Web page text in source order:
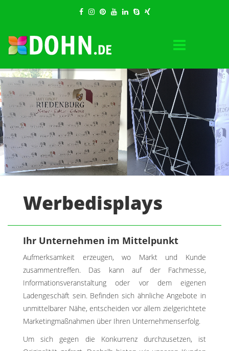
Werbedisplays
Ihr Unternehmen im Mittelpunkt
Aufmerksamkeit erzeugen, wo Markt und Kunde
zusammentreffen. Das kann auf der Fachmesse,
Informationsveranstaltung oder vor dem eigenen
Ladengeschäft sein. Befinden sich ähnliche Angebote in
unmittelbarer Nähe, entscheiden vor allem zielgerichtete
Marketingmaßnahmen über Ihren Unternehmenserfolg.
Um sich gegen die Konkurrenz durchzusetzen, ist